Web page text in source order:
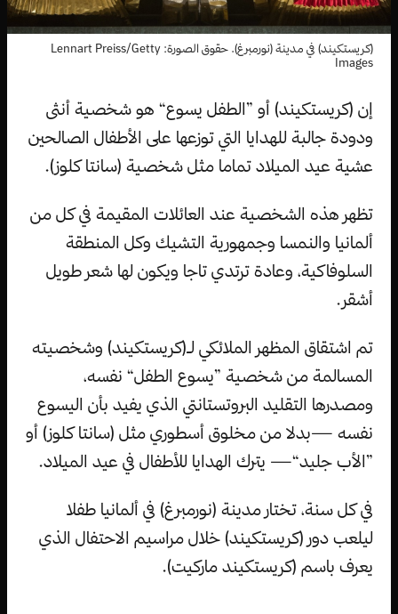
(كريستكيند) في مدينة (نورمبرغ). حقوق الصورة: Lennart Preiss/Getty
Images
إن (كريستكيند) أو ”الطفل يسوع“ هو شخصية أنثى
ودودة جالبة للهدايا التي توزعها على الأطفال الصالحين
عشية عيد الميلاد تماما مثل شخصية (سانتا كلوز).
تظهر هذه الشخصية عند العائلات المقيمة في كل من
ألمانيا والنمسا وجمهورية التشيك وكل المنطقة
السلوفاكية، وعادة ترتدي تاجا ويكون لها شعر طويل
أشقر.
تم اشتقاق المظهر الملائكي لـ(كريستكيند) وشخصيته
المسالمة من شخصية ”يسوع الطفل“ نفسه،
ومصدرها التقليد البروتستانتي الذي يفيد بأن اليسوع
نفسه —بدلا من مخلوق أسطوري مثل (سانتا كلوز) أو
”الأب جليد“— يترك الهدايا للأطفال في عيد الميلاد.
في كل سنة، تختار مدينة (نورمبرغ) في ألمانيا طفلا
ليلعب دور (كريستكيند) خلال مراسيم الاحتفال الذي
يعرف باسم (كريستكيند ماركيت).